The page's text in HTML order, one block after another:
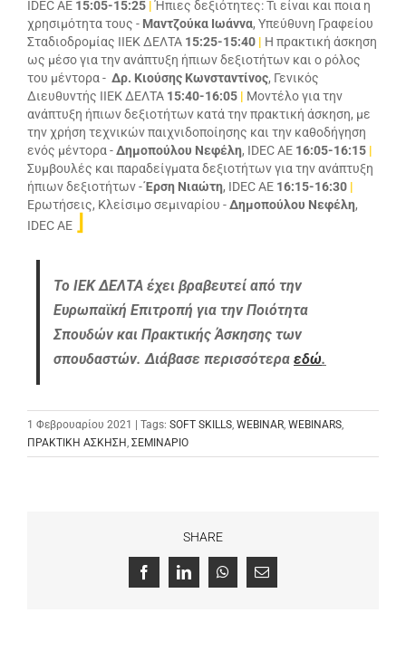
IDEC AE 15:05-15:25 |Ήπιες δεξιότητες: Τι είναι και ποια η
χρησιμότητα τους - Μαντζούκα Ιωάννα, Υπεύθυνη Γραφείου
Σταδιοδρομίας ΙΙΕΚ ΔΕΛΤΑ 15:25-15:40 | Η πρακτική άσκηση
ως μέσο για την ανάπτυξη ήπιων δεξιοτήτων και ο ρόλος
του μέντορα - Δρ. Κιούσης Κωνσταντίνος, Γενικός
Διευθυντής ΙΙΕΚ ΔΕΛΤΑ 15:40-16:05 | Μοντέλο για την
ανάπτυξη ήπιων δεξιοτήτων κατά την πρακτική άσκηση, με
την χρήση τεχνικών παιχνιδοποίησης και την καθοδήγηση
ενός μέντορα -Δημοπούλου Νεφέλη, IDEC AE 16:05-16:15 |
Συμβουλές και παραδείγματα δεξιοτήτων για την ανάπτυξη
ήπιων δεξιοτήτων -Έρση Νιαώτη, IDEC AE 16:15-16:30 |
Ερωτήσεις, Κλείσιμο σεμιναρίου -Δημοπούλου Νεφέλη,
IDEC AE
Το ΙΕΚ ΔΕΛΤΑ έχει βραβευτεί από την
Ευρωπαϊκή Επιτροπή για την Ποιότητα
Σπουδών και Πρακτικής Άσκησης των
σπουδαστών. Διάβασε περισσότερα εδώ.
1 Φεβρουαρίου 2021 | Tags: SOFT SKILLS WEBINAR WEBINARS
ΠΡΑΚΤΙΚΗ ΑΣΚΗΣΗ ΣΕΜΙΝΑΡΙΟ
SHARE
FacebookLinkedInWhatsApp
Email